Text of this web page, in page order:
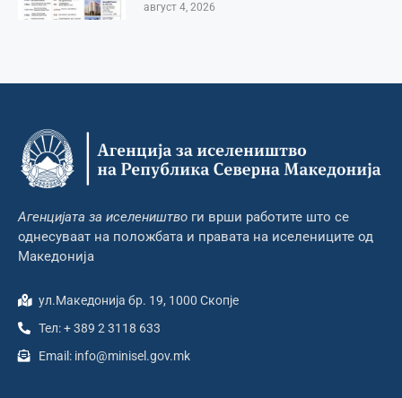
август 4, 2026
Агенцијата за иселеништво ги врши работите што се
однесуваат на положбата и правата на иселениците од
Македонија
ул.Македонија бр. 19, 1000 Скопје
Тел: + 389 2 3118 633
Email: info@minisel.gov.mk